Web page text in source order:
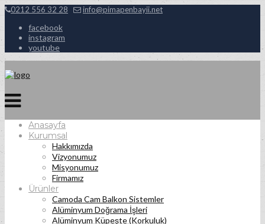
0212 556 32 28 info@pimapenbayii.net
facebook
instagram
youtube
Anasayfa
Kurumsal
Hakkımızda
Vizyonumuz
Misyonumuz
Firmamız
Ürünler
Camoda Cam Balkon Sistemler
Alüminyum Doğrama İşleri
Alüminyum Küpeşte (Korkuluk)